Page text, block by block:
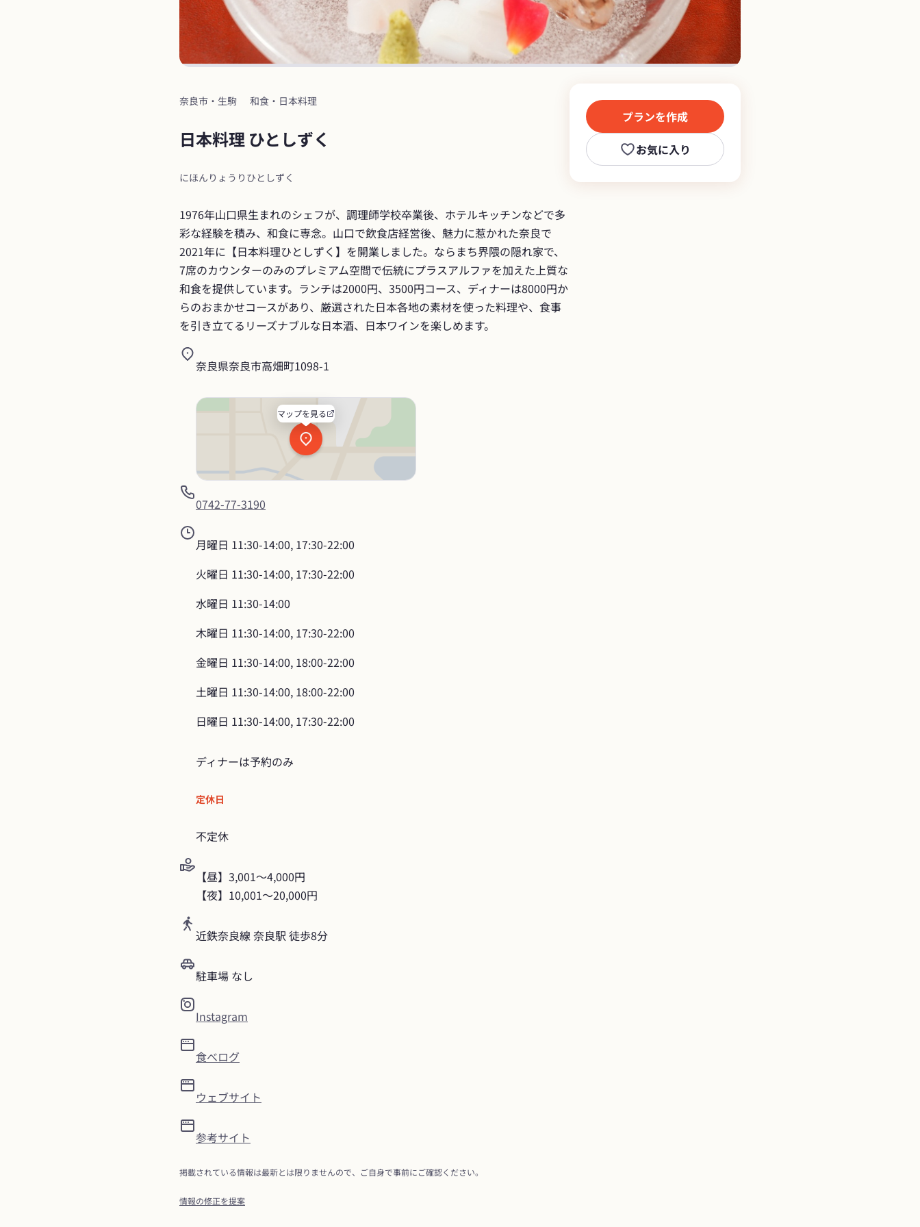
奈良市・生駒 和食・日本料理
日本料理 ひとしずく
にほんりょうりひとしずく
1976年山口県生まれのシェフが、調理師学校卒業後、ホテルキッチンなどで多
彩な経験を積み、和食に専念。山口で飲食店経営後、魅力に惹かれた奈良で
2021年に【日本料理ひとしずく】を開業しました。ならまち界隈の隠れ家で、
7席のカウンターのみのプレミアム空間で伝統にプラスアルファを加えた上質な
和食を提供しています。ランチは2000円、3500円コース、ディナーは8000円か
らのおまかせコースがあり、厳選された日本各地の素材を使った料理や、食事
を引き立てるリーズナブルな日本酒、日本ワインを楽しめます。
奈良県奈良市高畑町1098-1
マップを見る
0742-77-3190
月曜日 11:30-14:00, 17:30-22:00
火曜日 11:30-14:00, 17:30-22:00
水曜日 11:30-14:00
木曜日 11:30-14:00, 17:30-22:00
金曜日 11:30-14:00, 18:00-22:00
土曜日 11:30-14:00, 18:00-22:00
日曜日 11:30-14:00, 17:30-22:00
ディナーは予約のみ
定休日
不定休
【昼】3,001～4,000円
【夜】10,001〜20,000円
近鉄奈良線 奈良駅 徒歩8分
駐車場 なし
Instagram
食べログ
ウェブサイト
参考サイト
掲載されている情報は最新とは限りませんので、ご自身で事前にご確認ください。
情報の修正を提案
プランを作成
お気に入り